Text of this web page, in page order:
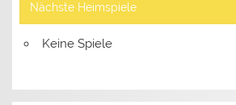
Nächste Heimspiele
Keine Spiele